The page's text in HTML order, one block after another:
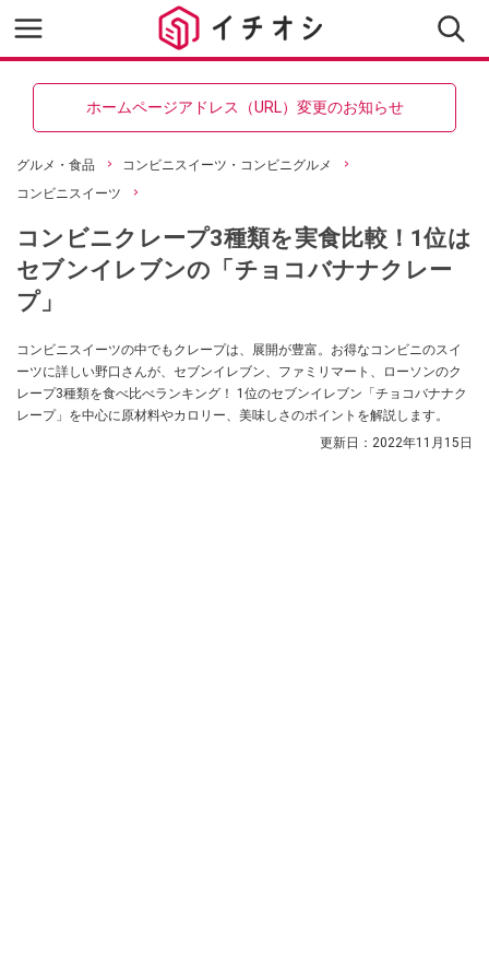
ホームページアドレス（URL）変更のお知らせ
グルメ・食品
コンビニスイーツ・コンビニグルメ
コンビニスイーツ
コンビニクレープ3種類を実食比較！1位は
セブンイレブンの「チョコバナナクレー
プ」
コンビニスイーツの中でもクレープは、展開が豊富。お得なコンビニのスイ
ーツに詳しい野口さんが、セブンイレブン、ファミリマート、ローソンのク
レープ3種類を食べ比べランキング！ 1位のセブンイレブン「チョコバナナク
レープ」を中心に原材料やカロリー、美味しさのポイントを解説します。
更新日： 2022年11月15日